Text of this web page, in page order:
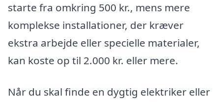
starte fra omkring 500 kr., mens mere
komplekse installationer, der kræver
ekstra arbejde eller specielle materialer,
kan koste op til 2.000 kr. eller mere.
Når du skal finde en dygtig elektriker eller